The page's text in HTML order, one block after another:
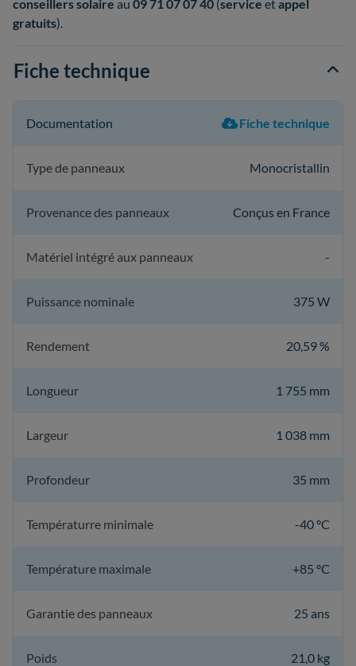
conseillers solaire au 09 71 07 07 40 (service etappel
gratuits).
Fiche technique
Documentation Fiche technique
Type de panneaux Monocristallin
Provenance des panneaux Conçus en France
Matériel intégré aux panneaux -
Puissance nominale 375 W
Rendement 20,59 %
Longueur 1 755 mm
Largeur 1 038 mm
Profondeur 35 mm
Températurre minimale -40 °C
Température maximale +85 °C
Garantie des panneaux 25 ans
Poids 21,0 kg